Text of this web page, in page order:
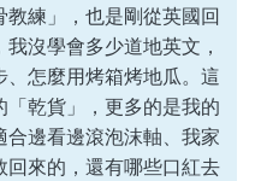
練」，也是剛從英國回
沒學會多少道地英文，
怎麼用烤箱烤地瓜。這
乾貨」，更多的是我的
邊看邊滾泡沫軸、我家
來的，還有哪些口紅去